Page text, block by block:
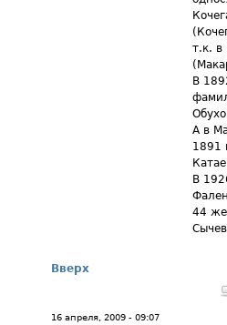
т.к. в
В
А в
1891
В
44
Вверх
16 апреля, 2009 - 09:07